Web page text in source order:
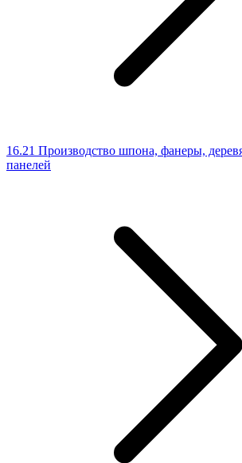
16.21 Производство шпона, фанеры,
панелей